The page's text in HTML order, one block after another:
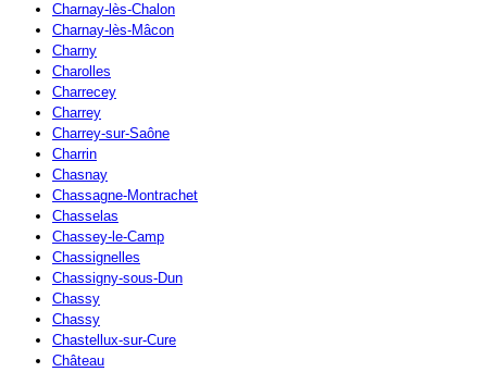
Charnay-lès-Chalon
Charnay-lès-Mâcon
Charny
Charolles
Charrecey
Charrey
Charrey-sur-Saône
Charrin
Chasnay
Chassagne-Montrachet
Chasselas
Chassey-le-Camp
Chassignelles
Chassigny-sous-Dun
Chassy
Chassy
Chastellux-sur-Cure
Château